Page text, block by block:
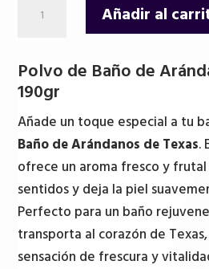
de
Arándanos
de
Texas
190gr
cantidad
Añadir al
Polvo de Baño de
190gr
Añade un toque especial a tu
Baño de Arándanos de Texas.
ofrece un aroma fresco y
sentidos y deja la piel
Perfecto para un baño
transporta al corazón de
sensación de frescura y